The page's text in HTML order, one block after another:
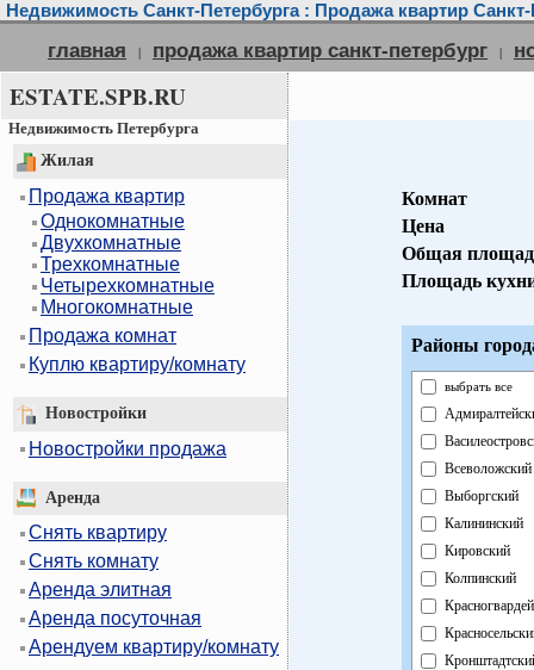
Недвижимость Санкт-Петербурга : Продажа квартир Санкт-
главная | продажа квартир санкт-петербург |
ESTATE.SPB.RU
Недвижимость Петербурга
Жилая
Продажа квартир
Однокомнатные
Двухкомнатные
Трехкомнатные
Четырехкомнатные
Многокомнатные
Продажа комнат
Куплю квартиру/комнату
Новостройки
Новостройки продажа
Аренда
Снять квартиру
Снять комнату
Аренда элитная
Аренда посуточная
Арендуем квартиру/комнату
Комнат
Цена
Общая
Площадь
Районы
выбрать все
Всеволожский
Выборгский
Калининский
Кировский
Колпинский